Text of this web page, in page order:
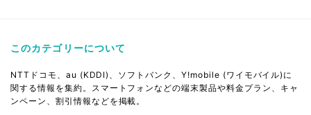
このカテゴリーについて
NTTドコモ、au (KDDI)、ソフトバンク、Y!mobile (ワイモバイル)に
関する情報を集約。スマートフォンなどの端末製品や料金プラン、キャ
ンペーン、割引情報などを掲載。